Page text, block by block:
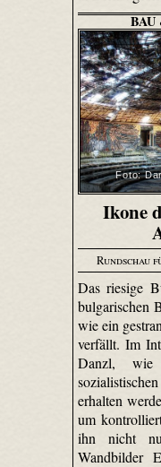
Foto:
Ikone
Rundschau
Das riesige
bulgarischen
wie ein
verfällt. Im
Danzl, wie
erhalten
um
ihn nicht
Wandbilder